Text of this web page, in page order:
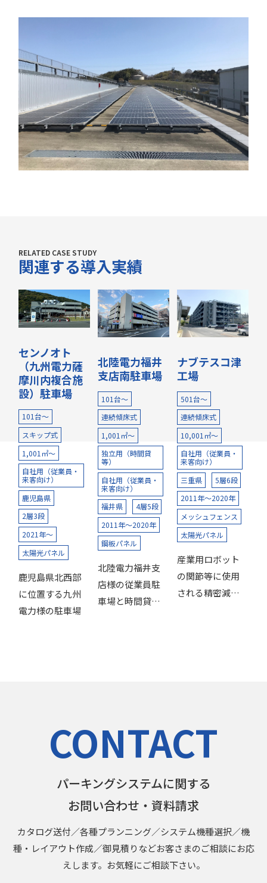
RELATED CASE STUDY
関連する導入実績
センノオト
（九州電力薩
摩川内複合施
設）駐車場
101台～
スキップ式
1,001㎡～
自社用（従業員・
来客向け）
鹿児島県
2層3段
2021年～
太陽光パネル
鹿児島県北西部
に位置する九州
電力様の駐車場
北陸電力福井
支店南駐車場
101台～
連続傾床式
1,001㎡～
独立用（時間貸
等）
自社用（従業員・
来客向け）
福井県
4層5段
2011年～2020年
鋼板パネル
北陸電力福井支
店様の従業員駐
車場と時間貸駐
ナブテスコ津
工場
501台～
連続傾床式
10,001㎡～
自社用（従業員・
来客向け）
三重県
5層6段
2011年～2020年
メッシュフェンス
太陽光パネル
産業用ロボット
の関節等に使用
される精密減速
CONTACT
パーキングシステムに関する
お問い合わせ・資料請求
カタログ送付／各種プランニング／システム機種選択／機
種・レイアウト作成／御見積りなどお客さまのご相談にお応
えします。お気軽にご相談下さい。